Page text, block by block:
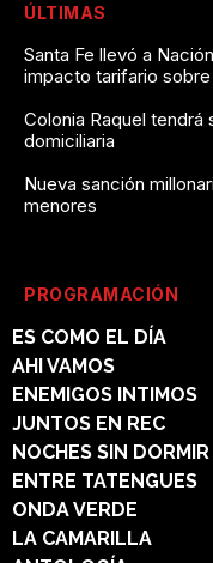
ÚLTIMAS
Santa Fe llevó a
impacto tarifario sobre
Colonia Raquel tendrá
domiciliaria
Nueva sanción
menores
PROGRAMACIÓN
ES COMO EL DÍA
AHI VAMOS
ENEMIGOS INTIMOS
JUNTOS EN REC
NOCHES SIN DORMIR
ENTRE TATENGUES
ONDA VERDE
LA CAMARILLA